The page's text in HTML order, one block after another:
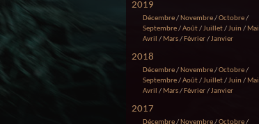
2019
Décembre/ Novembre/Octobre/
Septembre/Août/Juillet/Juin / Mai
Avril / Mars/ Février/Janvier
2018
Décembre/ Novembre/Octobre/
Septembre/Août/Juillet/Juin / Mai
Avril / Mars/ Février/Janvier
2017
Décembre/ Novembre/Octobre/